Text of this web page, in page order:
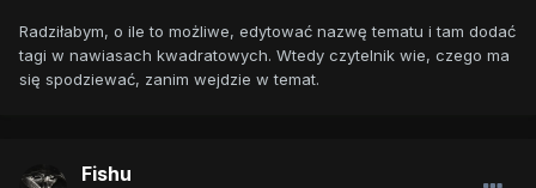
Radziłabym, o ile to możliwe, edytować nazwę tematu i tam dodać
tagi w nawiasach kwadratowych. Wtedy czytelnik wie, czego ma
się spodziewać, zanim wejdzie w temat.
Fishu